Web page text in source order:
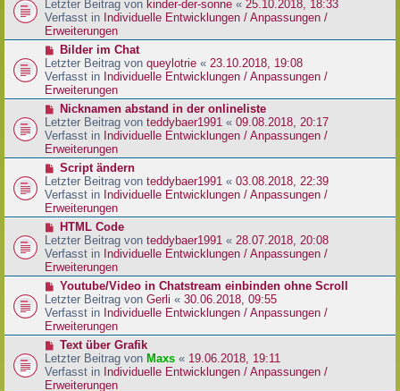
r
a
g
B
e
i
r
a
g
e
u
e
r
B
e
i
t
a
g
Letzter Beitrag von kinder-der-sonne « 25.10.2018, 18:33
Verfasst in Individuelle Entwicklungen / Anpassungen /
Erweiterungen
N
e
u
e
r
B
e
i
t
a
g
Bilder im Chat
Letzter Beitrag von queylotrie « 23.10.2018, 19:08
Verfasst in Individuelle Entwicklungen / Anpassungen /
Erweiterungen
N
e
u
e
r
B
e
i
t
a
g
Nicknamen abstand in der onlineliste
Letzter Beitrag von teddybaer1991 « 09.08.2018, 20:17
Verfasst in Individuelle Entwicklungen / Anpassungen /
Erweiterungen
N
e
u
e
r
B
e
i
t
a
g
Script ändern
Letzter Beitrag von teddybaer1991 « 03.08.2018, 22:39
Verfasst in Individuelle Entwicklungen / Anpassungen /
Erweiterungen
N
e
u
e
r
B
e
i
t
a
g
HTML Code
Letzter Beitrag von teddybaer1991 « 28.07.2018, 20:08
Verfasst in Individuelle Entwicklungen / Anpassungen /
Erweiterungen
N
e
u
e
r
B
e
i
Youtube/Video in Chatstream einbinden ohne Scroll
Letzter Beitrag von Gerli « 30.06.2018, 09:55
Verfasst in Individuelle Entwicklungen / Anpassungen /
Erweiterungen
N
e
u
e
Text über Grafik
Letzter Beitrag von Maxs « 19.06.2018, 19:11
Verfasst in Individuelle Entwicklungen / Anpassungen /
Erweiterungen